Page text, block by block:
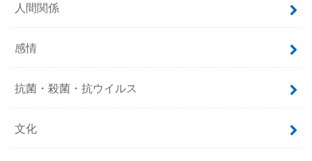
人間関係
感情
抗菌・殺菌・抗ウイルス
文化